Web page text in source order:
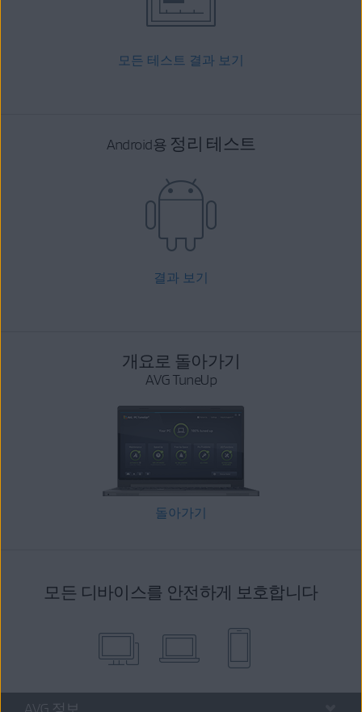
모든 테스트 결과 보기
Android용 정리 테스트
결과 보기
개요로 돌아가기
AVG TuneUp
돌아가기
모든 디바이스를 안전하게 보호합니다